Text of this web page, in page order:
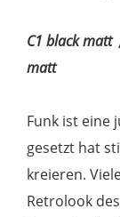
C1 black
matt
Funk ist eine
gesetzt hat
kreieren.
Retrolook